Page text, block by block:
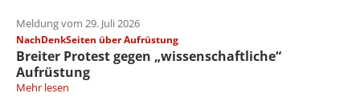
Meldung vom 29. Juli 2026
NachDenkSeiten über Aufrüstung
Breiter Protest gegen „wissenschaftliche“
Aufrüstung
Mehr lesen